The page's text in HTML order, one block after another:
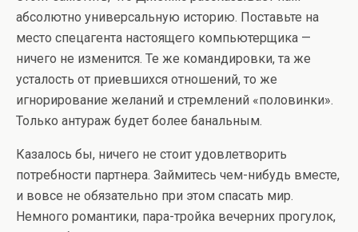
абсолютно универсальную историю. Поставьте на
место спецагента настоящего компьютерщика —
ничего не изменится. Те же командировки, та же
усталость от приевшихся отношений, то же
игнорирование желаний и стремлений «половинки».
Только антураж будет более банальным.
Казалось бы, ничего не стоит удовлетворить
потребности партнера. Займитесь чем-нибудь вместе,
и вовсе не обязательно при этом спасать мир.
Немного романтики, пара-тройка вечерних прогулок,